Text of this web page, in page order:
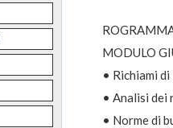
MODULO
• Richiami
• Analisi dei
• Norme di